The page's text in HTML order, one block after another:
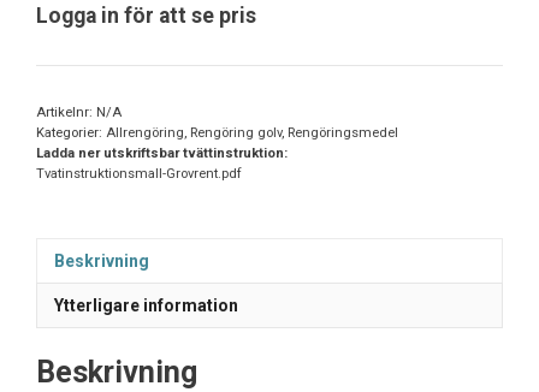
Logga in för att se pris
Artikelnr: N/A
Kategorier: Allrengöring, Rengöring golv, Rengöringsmedel
Ladda ner utskriftsbar tvättinstruktion:
Tvatinstruktionsmall-Grovrent.pdf
Beskrivning
Ytterligare information
Beskrivning